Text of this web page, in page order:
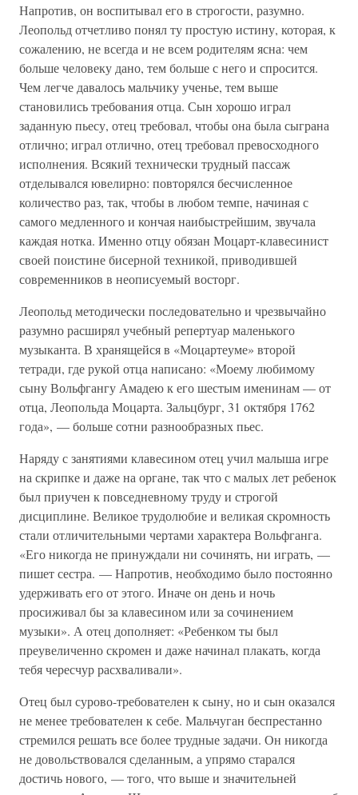
Напротив, он воспитывал его в строгости, разумно.
Леопольд отчетливо понял ту простую истину, которая, к
сожалению, не всегда и не всем родителям ясна: чем
больше человеку дано, тем больше с него и спросится.
Чем легче давалось мальчику ученье, тем выше
становились требования отца. Сын хорошо играл
заданную пьесу, отец требовал, чтобы она была сыграна
отлично; играл отлично, отец требовал превосходного
исполнения. Всякий технически трудный пассаж
отделывался ювелирно: повторялся бесчисленное
количество раз, так, чтобы в любом темпе, начиная с
самого медленного и кончая наибыстрейшим, звучала
каждая нотка. Именно отцу обязан Моцарт-клавесинист
своей поистине бисерной техникой, приводившей
современников в неописуемый восторг.
Леопольд методически последовательно и чрезвычайно
разумно расширял учебный репертуар маленького
музыканта. В хранящейся в «Моцартеуме» второй
тетради, где рукой отца написано: «Моему любимому
сыну Вольфгангу Амадею к его шестым именинам — от
отца, Леопольда Моцарта. Зальцбург, 31 октября 1762
года», — больше сотни разнообразных пьес.
Наряду с занятиями клавесином отец учил малыша игре
на скрипке и даже на органе, так что с малых лет ребенок
был приучен к повседневному труду и строгой
дисциплине. Великое трудолюбие и великая скромность
стали отличительными чертами характера Вольфганга.
«Его никогда не принуждали ни сочинять, ни играть, —
пишет сестра. — Напротив, необходимо было постоянно
удерживать его от этого. Иначе он день и ночь
просиживал бы за клавесином или за сочинением
музыки». А отец дополняет: «Ребенком ты был
преувеличенно скромен и даже начинал плакать, когда
тебя чересчур расхваливали».
Отец был сурово-требователен к сыну, но и сын оказался
не менее требователен к себе. Мальчуган беспрестанно
стремился решать все более трудные задачи. Он никогда
не довольствовался сделанным, а упрямо старался
достичь нового, — того, что выше и значительней